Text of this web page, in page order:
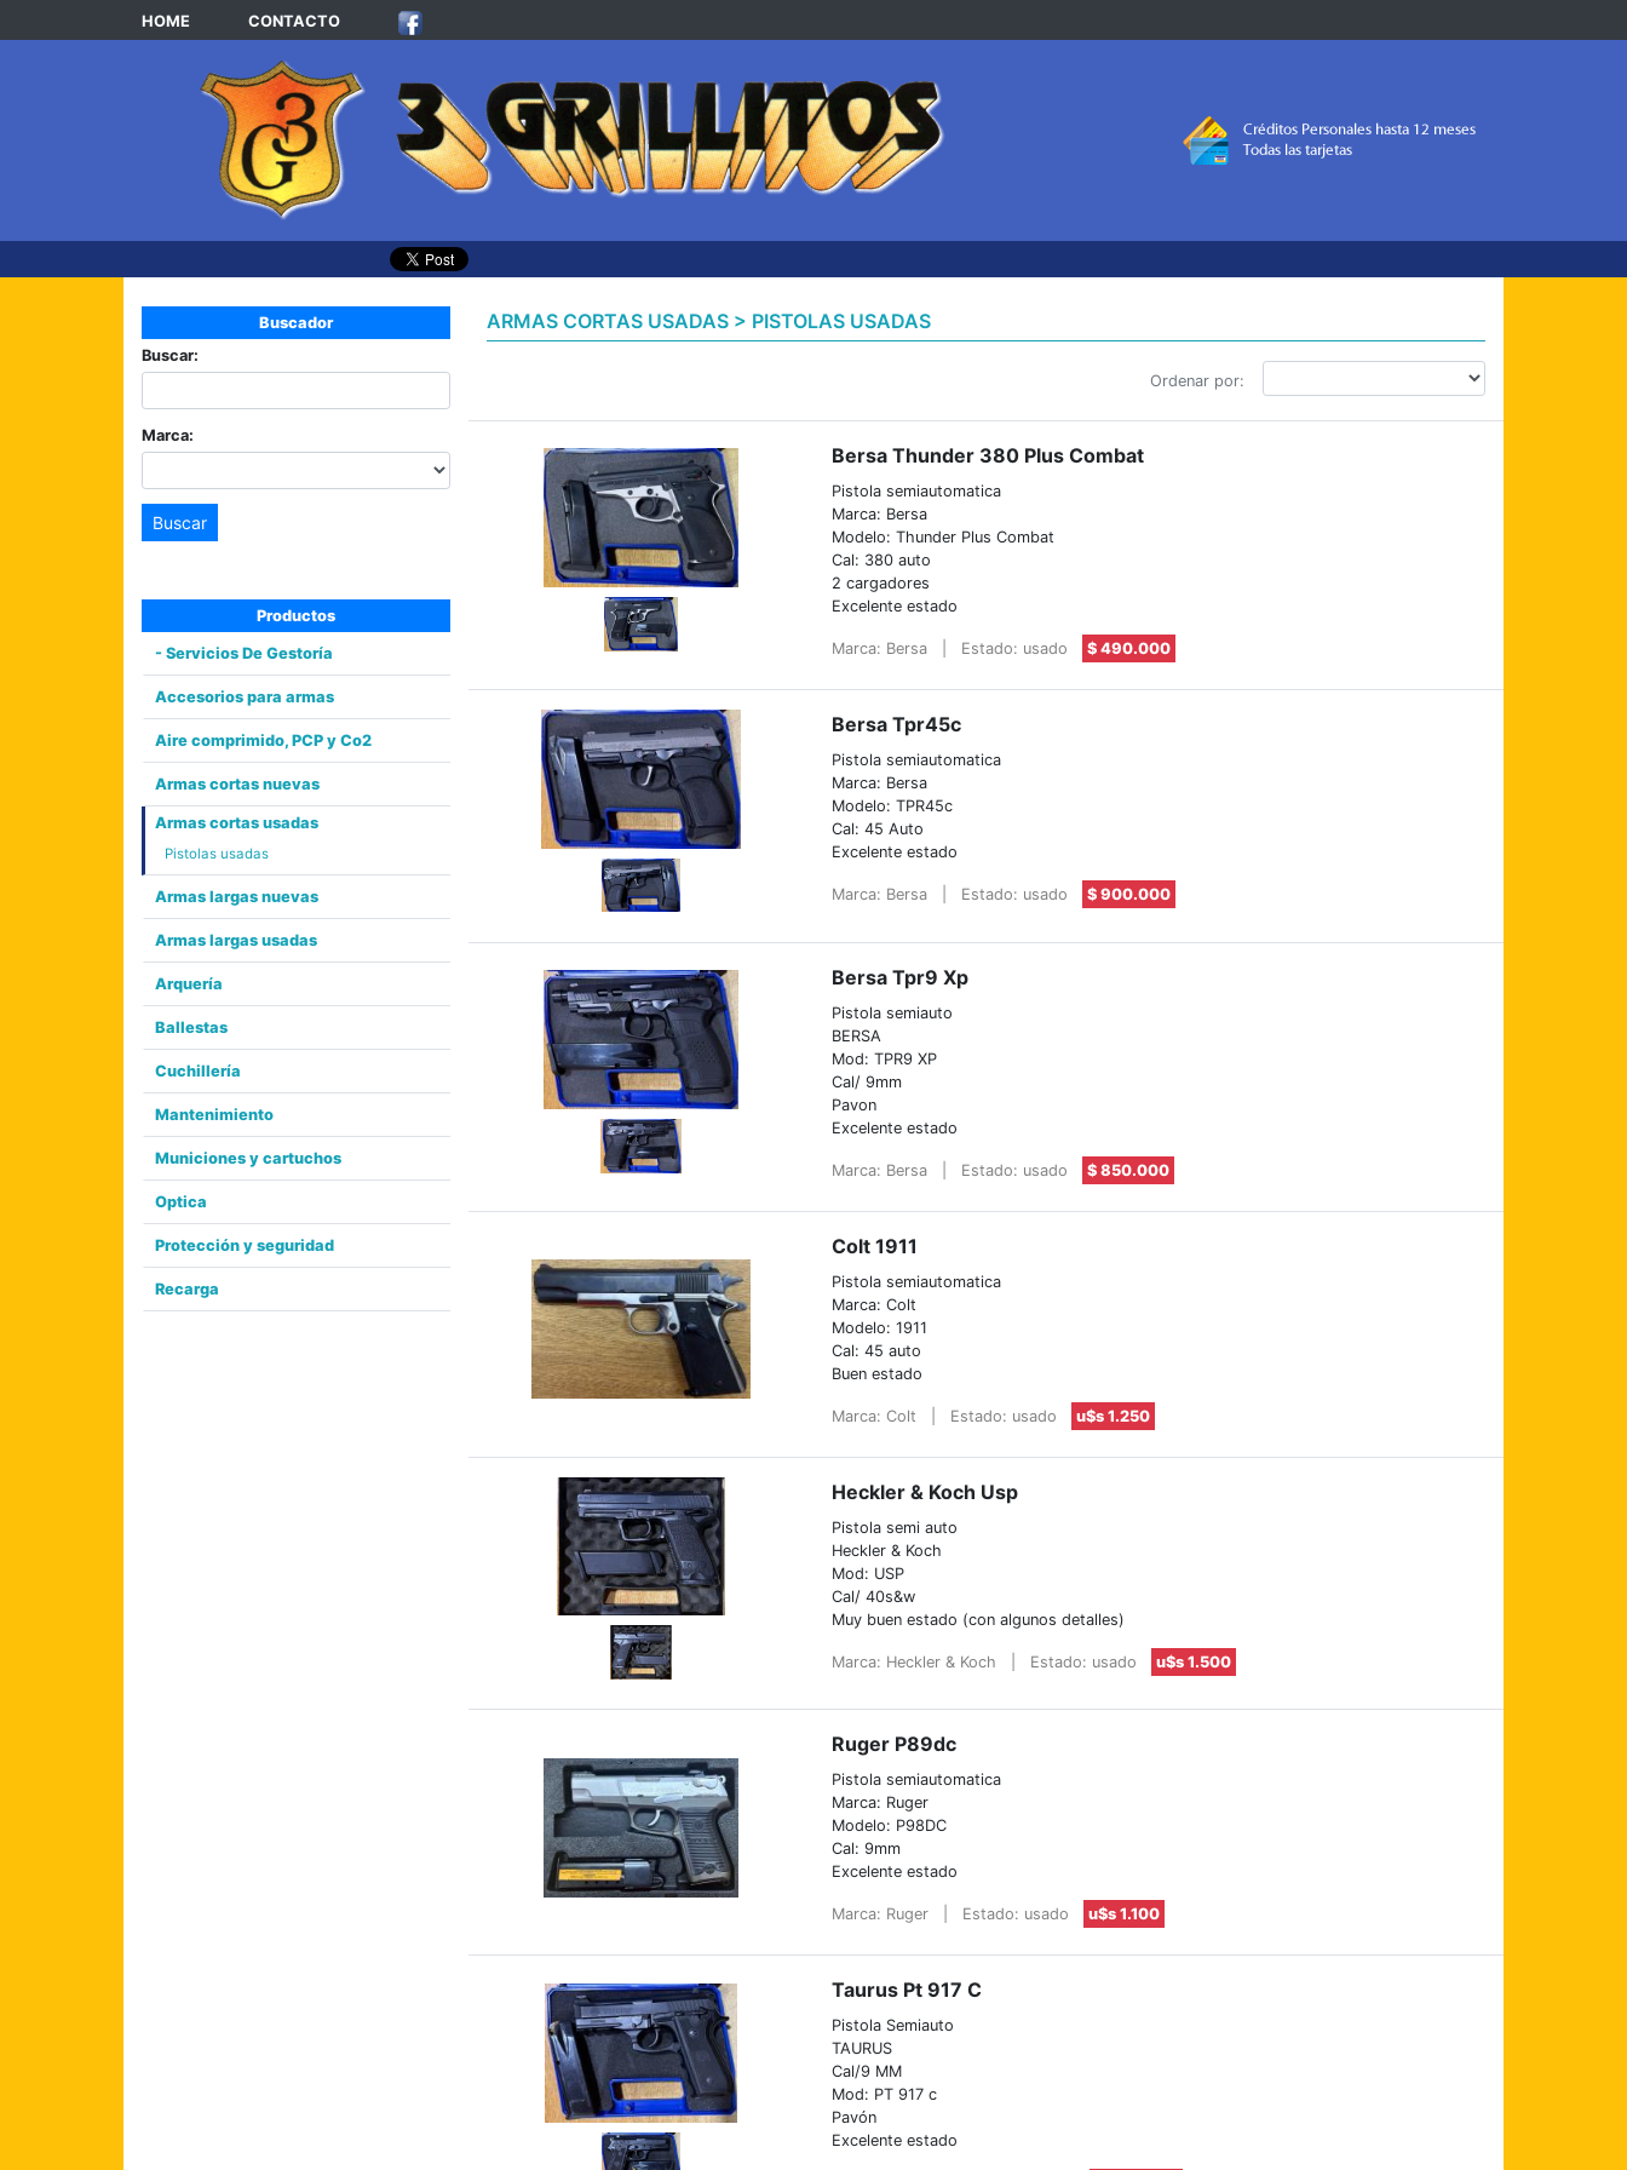
HOME CONTACTO
Buscador
Buscar:
Marca:
Buscar
Productos
- Servicios De Gestoría
Accesorios para armas
Aire comprimido, PCP y Co2
Armas cortas nuevas
Armas cortas usadas
Pistolas usadas
Armas largas nuevas
Armas largas usadas
Arquería
Ballestas
Cuchillería
Mantenimiento
Municiones y cartuchos
Optica
Protección y seguridad
Recarga
ARMAS CORTAS USADAS > PISTOLAS USADAS
Ordenar por:
Bersa Thunder 380 Plus Combat
Pistola semiautomatica
Marca: Bersa
Modelo: Thunder Plus Combat
Cal: 380 auto
2 cargadores
Excelente estado
Marca: Bersa Estado: usado $ 490.000
Bersa Tpr45c
Pistola semiautomatica
Marca: Bersa
Modelo: TPR45c
Cal: 45 Auto
Excelente estado
Marca: Bersa Estado: usado $ 900.000
Bersa Tpr9 Xp
Pistola semiauto
BERSA
Mod: TPR9 XP
Cal/ 9mm
Pavon
Excelente estado
Marca: Bersa Estado: usado $ 850.000
Colt 1911
Pistola semiautomatica
Marca: Colt
Modelo: 1911
Cal: 45 auto
Buen estado
Marca: Colt Estado: usado u$s 1.250
Heckler & Koch Usp
Pistola semi auto
Heckler & Koch
Mod: USP
Cal/ 40s&w
Muy buen estado (con algunos detalles)
Marca: Heckler & Koch Estado: usado u$s 1.500
Ruger P89dc
Pistola semiautomatica
Marca: Ruger
Modelo: P98DC
Cal: 9mm
Excelente estado
Marca: Ruger Estado: usado u$s 1.100
Taurus Pt 917 C
Pistola Semiauto
TAURUS
Cal/9 MM
Mod: PT 917 c
Pavón
Excelente estado